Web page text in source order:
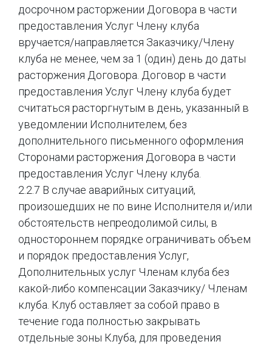
досрочном расторжении Договора в части
предоставления Услуг Члену клуба
вручается/направляется Заказчику/Члену
клуба не менее, чем за 1 (один) день до даты
расторжения Договора. Договор в части
предоставления Услуг Члену клуба будет
считаться расторгнутым в день, указанный в
уведомлении Исполнителем, без
дополнительного письменного оформления
Сторонами расторжения Договора в части
предоставления Услуг Члену клуба.
2.2.7 В случае аварийных ситуаций,
произошедших не по вине Исполнителя и/или
обстоятельств непреодолимой силы, в
одностороннем порядке ограничивать объем
и порядок предоставления Услуг,
Дополнительных услуг Членам клуба без
какой-либо компенсации Заказчику/ Членам
клуба. Клуб оставляет за собой право в
течение года полностью закрывать
отдельные зоны Клуба, для проведения